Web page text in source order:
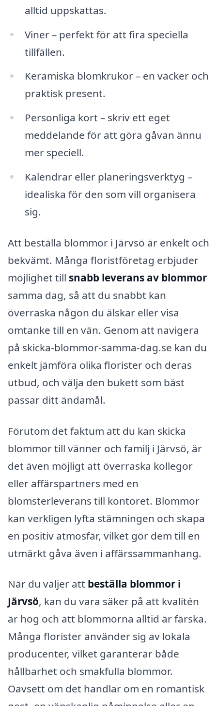
alltid uppskattas.
Viner – perfekt för att fira speciella
tillfällen.
Keramiska blomkrukor – en vacker och
praktisk present.
Personliga kort – skriv ett eget
meddelande för att göra gåvan ännu
mer speciell.
Kalendrar eller planeringsverktyg –
idealiska för den som vill organisera
sig.
Att beställa blommor i Järvsö är enkelt och
bekvämt. Många floristföretag erbjuder
möjlighet till snabb leverans av blommor
samma dag, så att du snabbt kan
överraska någon du älskar eller visa
omtanke till en vän. Genom att navigera
på skicka-blommor-samma-dag.se kan du
enkelt jämföra olika florister och deras
utbud, och välja den bukett som bäst
passar ditt ändamål.
Förutom det faktum att du kan skicka
blommor till vänner och familj i Järvsö, är
det även möjligt att överraska kollegor
eller affärspartners med en
blomsterleverans till kontoret. Blommor
kan verkligen lyfta stämningen och skapa
en positiv atmosfär, vilket gör dem till en
utmärkt gåva även i affärssammanhang.
När du väljer att beställa blommor i
Järvsö, kan du vara säker på att kvalitén
är hög och att blommorna alltid är färska.
Många florister använder sig av lokala
producenter, vilket garanterar både
hållbarhet och smakfulla blommor.
Oavsett om det handlar om en romantisk